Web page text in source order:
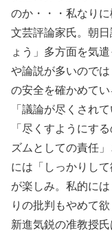
のか・・・私なりに
文芸評論家氏。朝
ょう」多方面を気
や論説が多いので
の安全を確かめてい
「議論が尽くされ
「尽くすようにす
ズムとしての責任
には「しっかりし
が楽しみ。私的に
りの批判もやめて欲
新進気鋭の准教授